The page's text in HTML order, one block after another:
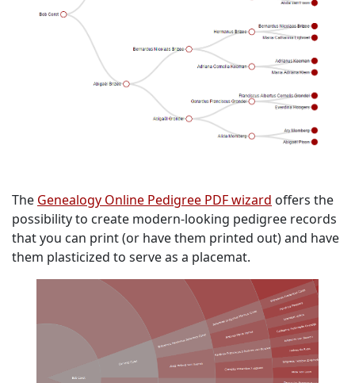
The Genealogy Online Pedigree PDF wizard offers the
possibility to create modern-looking pedigree records
that you can print (or have them printed out) and have
them plasticized to serve as a placemat.